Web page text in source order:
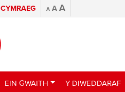
CYMRAEG A A A
EIN GWAITH Y DIWEDDARAF